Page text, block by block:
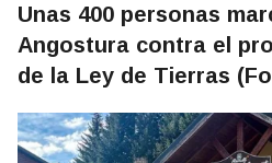
Unas 400 personas
Angostura contra el
de la Ley de Tierras